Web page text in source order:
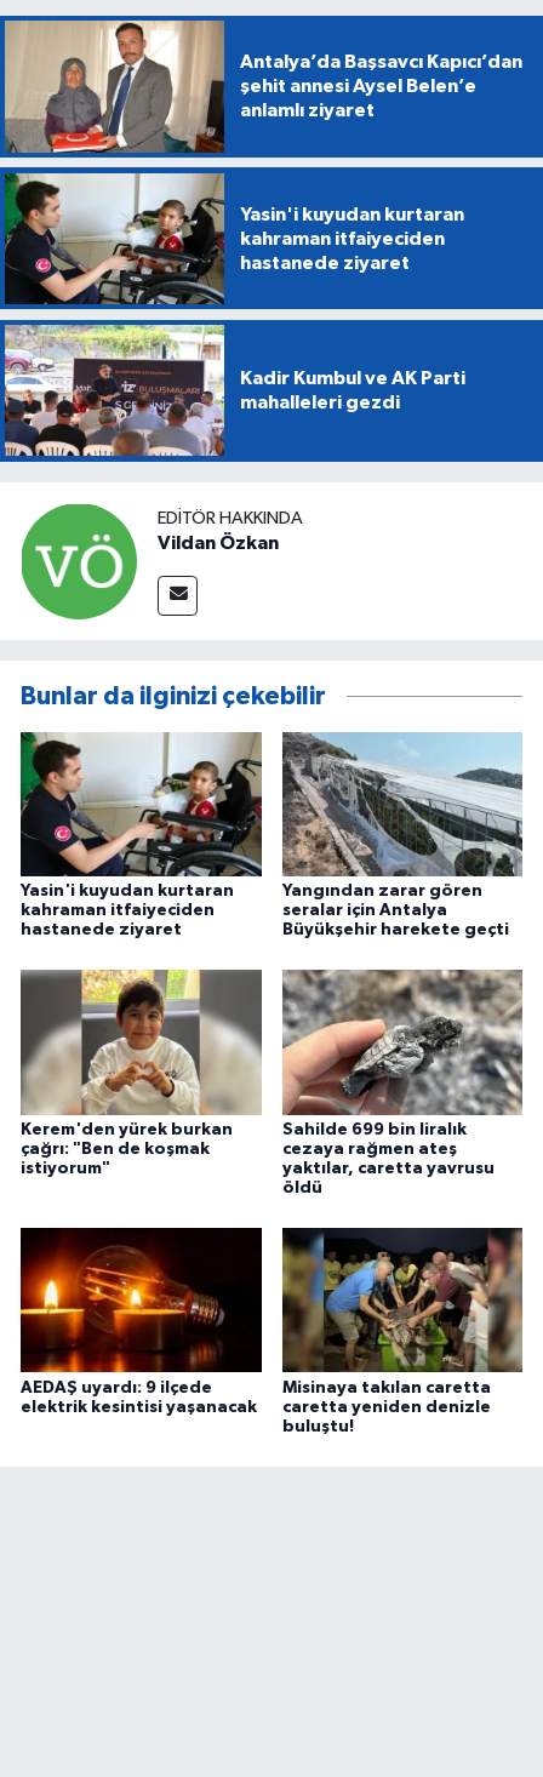
Antalya’da Başsavcı Kapıcı’dan
şehit annesi Aysel Belen’e
anlamlı ziyaret
Yasin'i kuyudan kurtaran
kahraman itfaiyeciden
hastanede ziyaret
Kadir Kumbul ve AK Parti
mahalleleri gezdi
EDITÖR HAKKINDA
Vildan Özkan
Bunlar da ilginizi çekebilir
Yasin'i kuyudan kurtaran
kahraman itfaiyeciden
hastanede ziyaret
Yangından zarar gören
seralar için Antalya
Büyükşehir harekete geçti
Kerem'den yürek burkan
çağrı: "Ben de koşmak
istiyorum"
Sahilde 699 bin liralık
cezaya rağmen ateş
yaktılar, caretta yavrusu
öldü
AEDAŞ uyardı: 9 ilçede
elektrik kesintisi yaşanacak
Misinaya takılan caretta
caretta yeniden denizle
buluştu!